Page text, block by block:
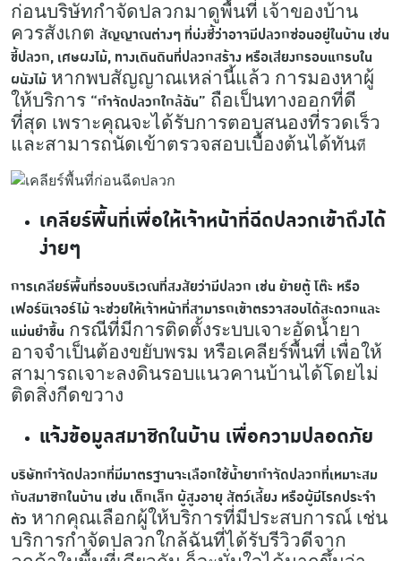
ก่อนบริษัทกำจัดปลวกมาดูพื้นที่ เจ้าของบ้าน
ควรสังเกต สัญญาณต่างๆ ที่บ่งชี้ว่าอาจมีปลวกซ่อนอยู่ในบ้าน เช่น
ขี้ปลวก, เศษผงไม้, ทางเดินดินที่ปลวกสร้าง หรือเสียงกรอบแกรบใน
ผนังไม้ หากพบสัญญาณเหล่านี้แล้ว การมองหาผู้
ให้บริการ “กำจัดปลวกใกล้ฉัน” ถือเป็นทางออกที่ดี
ที่สุด เพราะคุณจะได้รับการตอบสนองที่รวดเร็ว
และสามารถนัดเข้าตรวจสอบเบื้องต้นได้ทันที
เคลียร์พื้นที่เพื่อให้เจ้าหน้าที่ฉีดปลวกเข้าถึงได้
ง่ายๆ
การเคลียร์พื้นที่รอบบริเวณที่สงสัยว่ามีปลวก เช่น ย้ายตู้ โต๊ะ หรือ
เฟอร์นิเจอร์ไม้ จะช่วยให้เจ้าหน้าที่สามารถเข้าตรวจสอบได้สะดวกและ
แม่นยำขึ้น กรณีที่มีการติดตั้งระบบเจาะอัดน้ำยา
อาจจำเป็นต้องขยับพรม หรือเคลียร์พื้นที่ เพื่อให้
สามารถเจาะลงดินรอบแนวคานบ้านได้โดยไม่
ติดสิ่งกีดขวาง
แจ้งข้อมูลสมาชิกในบ้าน เพื่อความปลอดภัย
บริษัทกำจัดปลวกที่มีมาตรฐานจะเลือกใช้น้ำยากำจัดปลวกที่เหมาะสม
กับสมาชิกในบ้าน เช่น เด็กเล็ก ผู้สูงอายุ สัตว์เลี้ยง หรือผู้มีโรคประจำ
ตัว หากคุณเลือกผู้ให้บริการที่มีประสบการณ์ เช่น
บริการกำจัดปลวกใกล้ฉันที่ได้รับรีวิวดีจาก